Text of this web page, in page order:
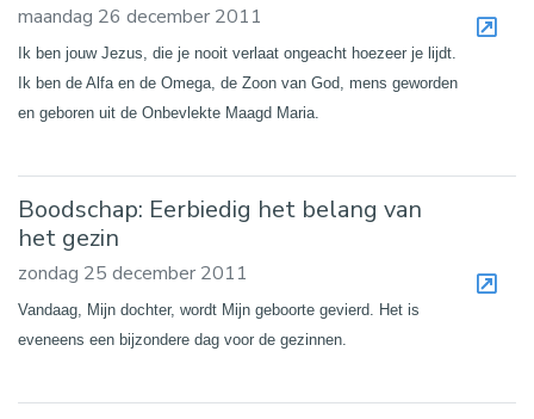
maandag 26 december 2011
Ik ben jouw Jezus, die je nooit verlaat ongeacht hoezeer je lijdt.
Ik ben de Alfa en de Omega, de Zoon van God, mens geworden
en geboren uit de Onbevlekte Maagd Maria.
Boodschap: Eerbiedig het belang van
het gezin
zondag 25 december 2011
Vandaag, Mijn dochter, wordt Mijn geboorte gevierd. Het is
eveneens een bijzondere dag voor de gezinnen.